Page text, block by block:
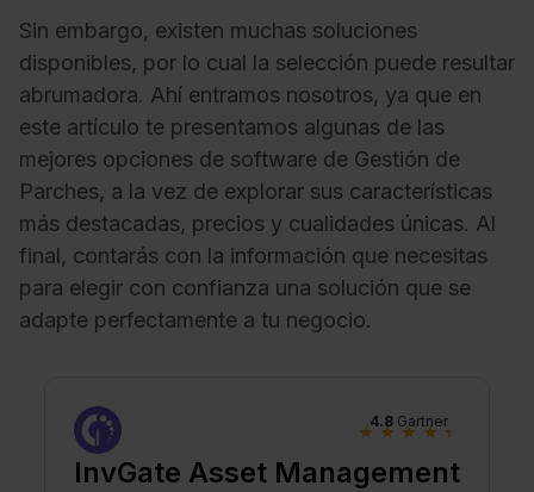
Sin embargo, existen muchas soluciones
disponibles, por lo cual la selección puede resultar
abrumadora. Ahí entramos nosotros, ya que en
este artículo te presentamos algunas de las
mejores opciones de software de Gestión de
Parches, a la vez de explorar sus características
más destacadas, precios y cualidades únicas. Al
final, contarás con la información que necesitas
para elegir con confianza una solución que se
adapte perfectamente a tu negocio.
InvGate Asset Management
4.8 Gartner
★ ★ ★ ★ ★